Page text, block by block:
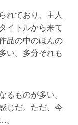
れており、主人
イトルから来て
品の中のほんの
い。多分それも
るものが多い。
じだ。ただ、今
。